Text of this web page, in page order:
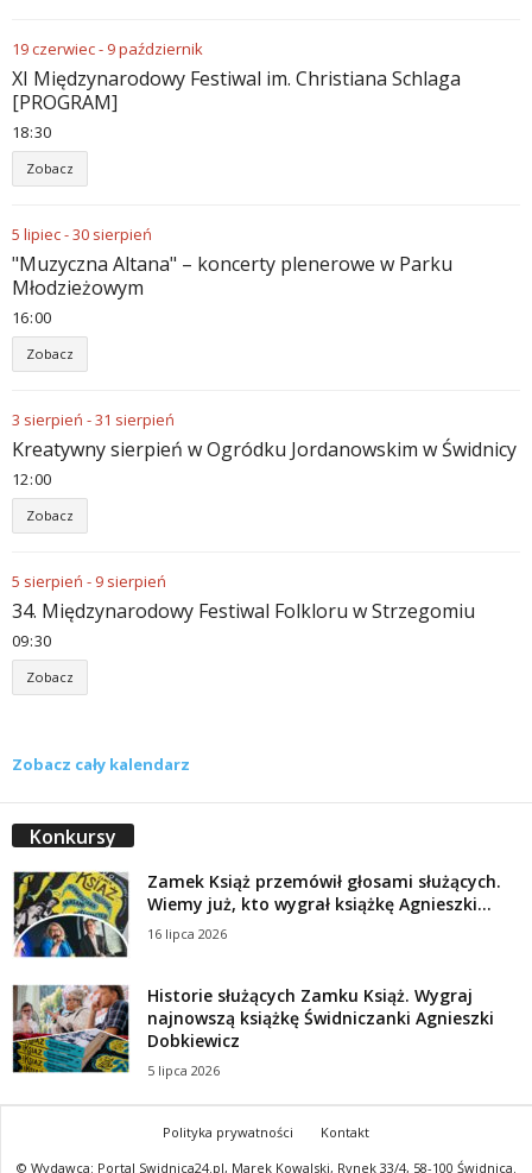
19czerwiec- 9październik
XI Międzynarodowy Festiwal im. Christiana Schlaga
[PROGRAM]
18 30
Zobacz
5 lipiec-30 sierpień
"Muzyczna Altana" – koncerty plenerowe w Parku
Młodzieżowym
16 00
Zobacz
3 sierpień -31 sierpień
Kreatywny sierpień w Ogródku Jordanowskim w Świdnicy
12 00
Zobacz
5 sierpień - 9 sierpień
34. Międzynarodowy Festiwal Folkloru w Strzegomiu
09 30
Zobacz
Zobacz cały kalendarz
Konkursy
Zamek Książ przemówił głosami służących.
Wiemy już, kto wygrał książkę Agnieszki...
16 lipca 2026
Historie służących Zamku Książ. Wygraj
najnowszą książkę Świdniczanki Agnieszki
Dobkiewicz
5 lipca 2026
Polityka prywatności
Kontakt
© Wydawca: Portal Swidnica24.pl, Marek Kowalski, Rynek 33/4, 58-100 Świdnica.